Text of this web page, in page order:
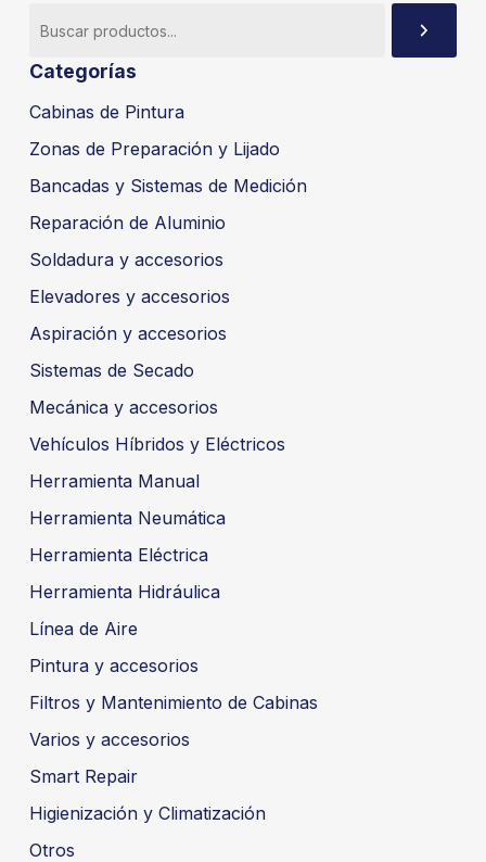
Categorías
Cabinas de Pintura
Zonas de Preparación y Lijado
Bancadas y Sistemas de Medición
Reparación de Aluminio
Soldadura y accesorios
Elevadores y accesorios
Aspiración y accesorios
Sistemas de Secado
Mecánica y accesorios
Vehículos Híbridos y Eléctricos
Herramienta Manual
Herramienta Neumática
Herramienta Eléctrica
Herramienta Hidráulica
Línea de Aire
Pintura y accesorios
Filtros y Mantenimiento de Cabinas
Varios y accesorios
Smart Repair
Higienización y Climatización
Otros